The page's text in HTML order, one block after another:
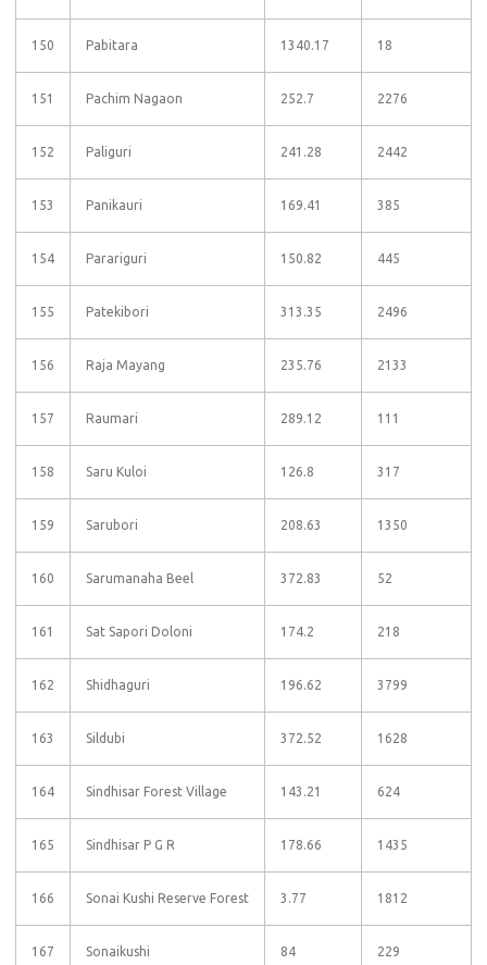
150 Pabitara 1340.17 18
151 Pachim Nagaon 252.7 2276
152 Paliguri 241.28 2442
153 Panikauri 169.41 385
154 Parariguri 150.82 445
155 Patekibori 313.35 2496
156 Raja Mayang 235.76 2133
157 Raumari 289.12 111
158 Saru Kuloi 126.8 317
159 Sarubori 208.63 1350
160 Sarumanaha Beel 372.83 52
161 Sat Sapori Doloni 174.2 218
162 Shidhaguri 196.62 3799
163 Sildubi 372.52 1628
164 Sindhisar Forest Village 143.21 624
165 Sindhisar P G R 178.66 1435
166 Sonai Kushi Reserve Forest 3.77 1812
167 Sonaikushi 84 229